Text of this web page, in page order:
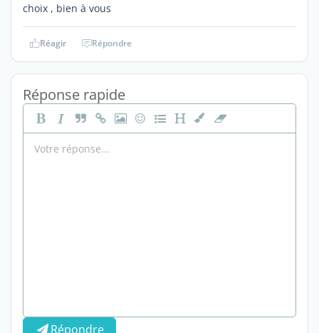
choix , bien à vous
Réagir Répondre
Réponse rapide
Répondre